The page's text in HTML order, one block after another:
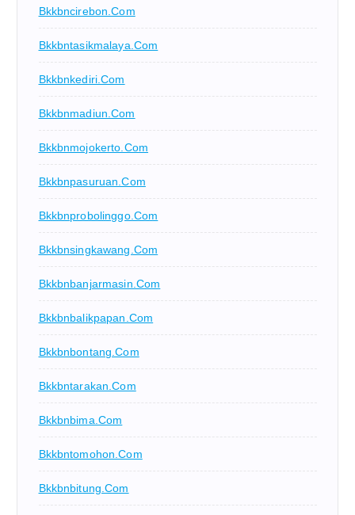
Bkkbncirebon.com
Bkkbntasikmalaya.com
Bkkbnkediri.com
Bkkbnmadiun.com
Bkkbnmojokerto.com
Bkkbnpasuruan.com
Bkkbnprobolinggo.com
Bkkbnsingkawang.com
Bkkbnbanjarmasin.com
Bkkbnbalikpapan.com
Bkkbnbontang.com
Bkkbntarakan.com
Bkkbnbima.com
Bkkbntomohon.com
Bkkbnbitung.com